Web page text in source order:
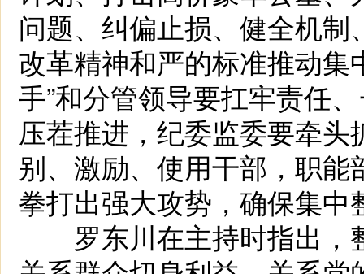
问题、纠偏止损、健全机
改革精神和严的标准推动集
手”和分管领导要扛牢责任
压茬推进，纪委监委要牵
别、激励、使用干部，职
拳打出强大攻势，确保集中
罗东川在主持时指出，